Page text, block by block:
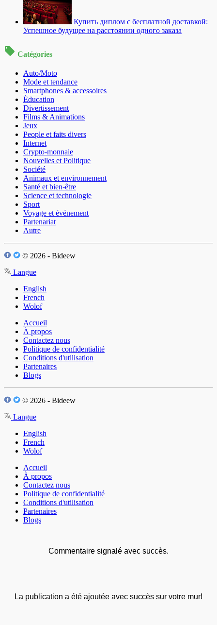
Купить диплом с бесплатной доставкой:
Успешное будущее на расстоянии одного заказа
Catégories
Auto/Moto
Mode et tendance
Smartphones & accessoires
Éducation
Divertissement
Films & Animations
Jeux
People et faits divers
Internet
Crypto-monnaie
Nouvelles et Politique
Société
Animaux et environnement
Santé et bien-être
Science et technologie
Sport
Voyage et événement
Partenariat
Autre
© 2026 - Bideew
Langue
English
French
Wolof
Accueil
À propos
Contactez nous
Politique de confidentialité
Conditions d'utilisation
Partenaires
Blogs
© 2026 - Bideew
Langue
English
French
Wolof
Accueil
À propos
Contactez nous
Politique de confidentialité
Conditions d'utilisation
Partenaires
Blogs
Commentaire signalé avec succès.
La publication a été ajoutée avec succès sur votre mur!